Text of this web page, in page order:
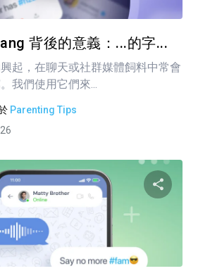
背後的意義：...的字...
起，在聊天或社群媒體飼料中常會
我們使用它們來...
Parenting Tips